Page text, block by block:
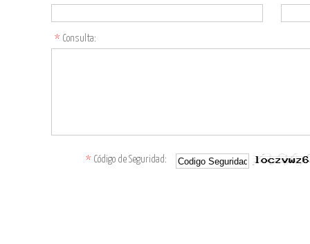
* Consulta:
* Código de Seguridad: